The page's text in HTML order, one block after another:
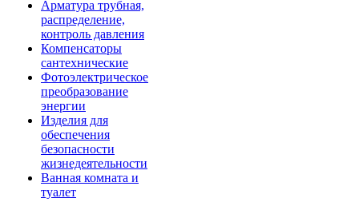
Арматура трубная,
распределение,
контроль давления
Компенсаторы
сантехнические
Фотоэлектрическое
преобразование
энергии
Изделия для
обеспечения
безопасности
жизнедеятельности
Ванная комната и
туалет